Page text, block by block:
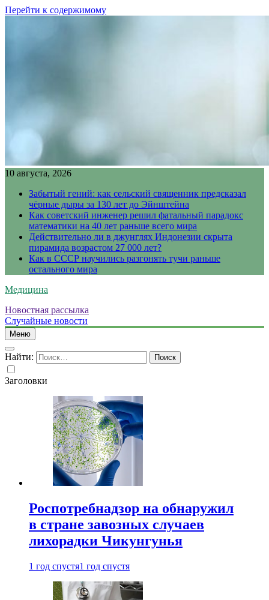
Перейти к содержимому
10 августа, 2026
Забытый гений: как сельский священник предсказал
чёрные дыры за 130 лет до Эйнштейна
Как советский инженер решил фатальный парадокс
математики на 40 лет раньше всего мира
Действительно ли в джунглях Индонезии скрыта
пирамида возрастом 27 000 лет?
Как в СССР научились разгонять тучи раньше
остального мира
Медицина
Новостная рассылка
Случайные новости
Меню
Найти:
Заголовки
Роспотребнадзор на обнаружил
в стране завозных случаев
лихорадки Чикунгунья
1 год спустя1 год спустя